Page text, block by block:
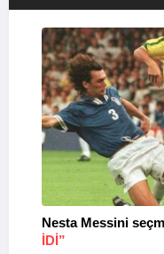
Nesta Messini
IDI”